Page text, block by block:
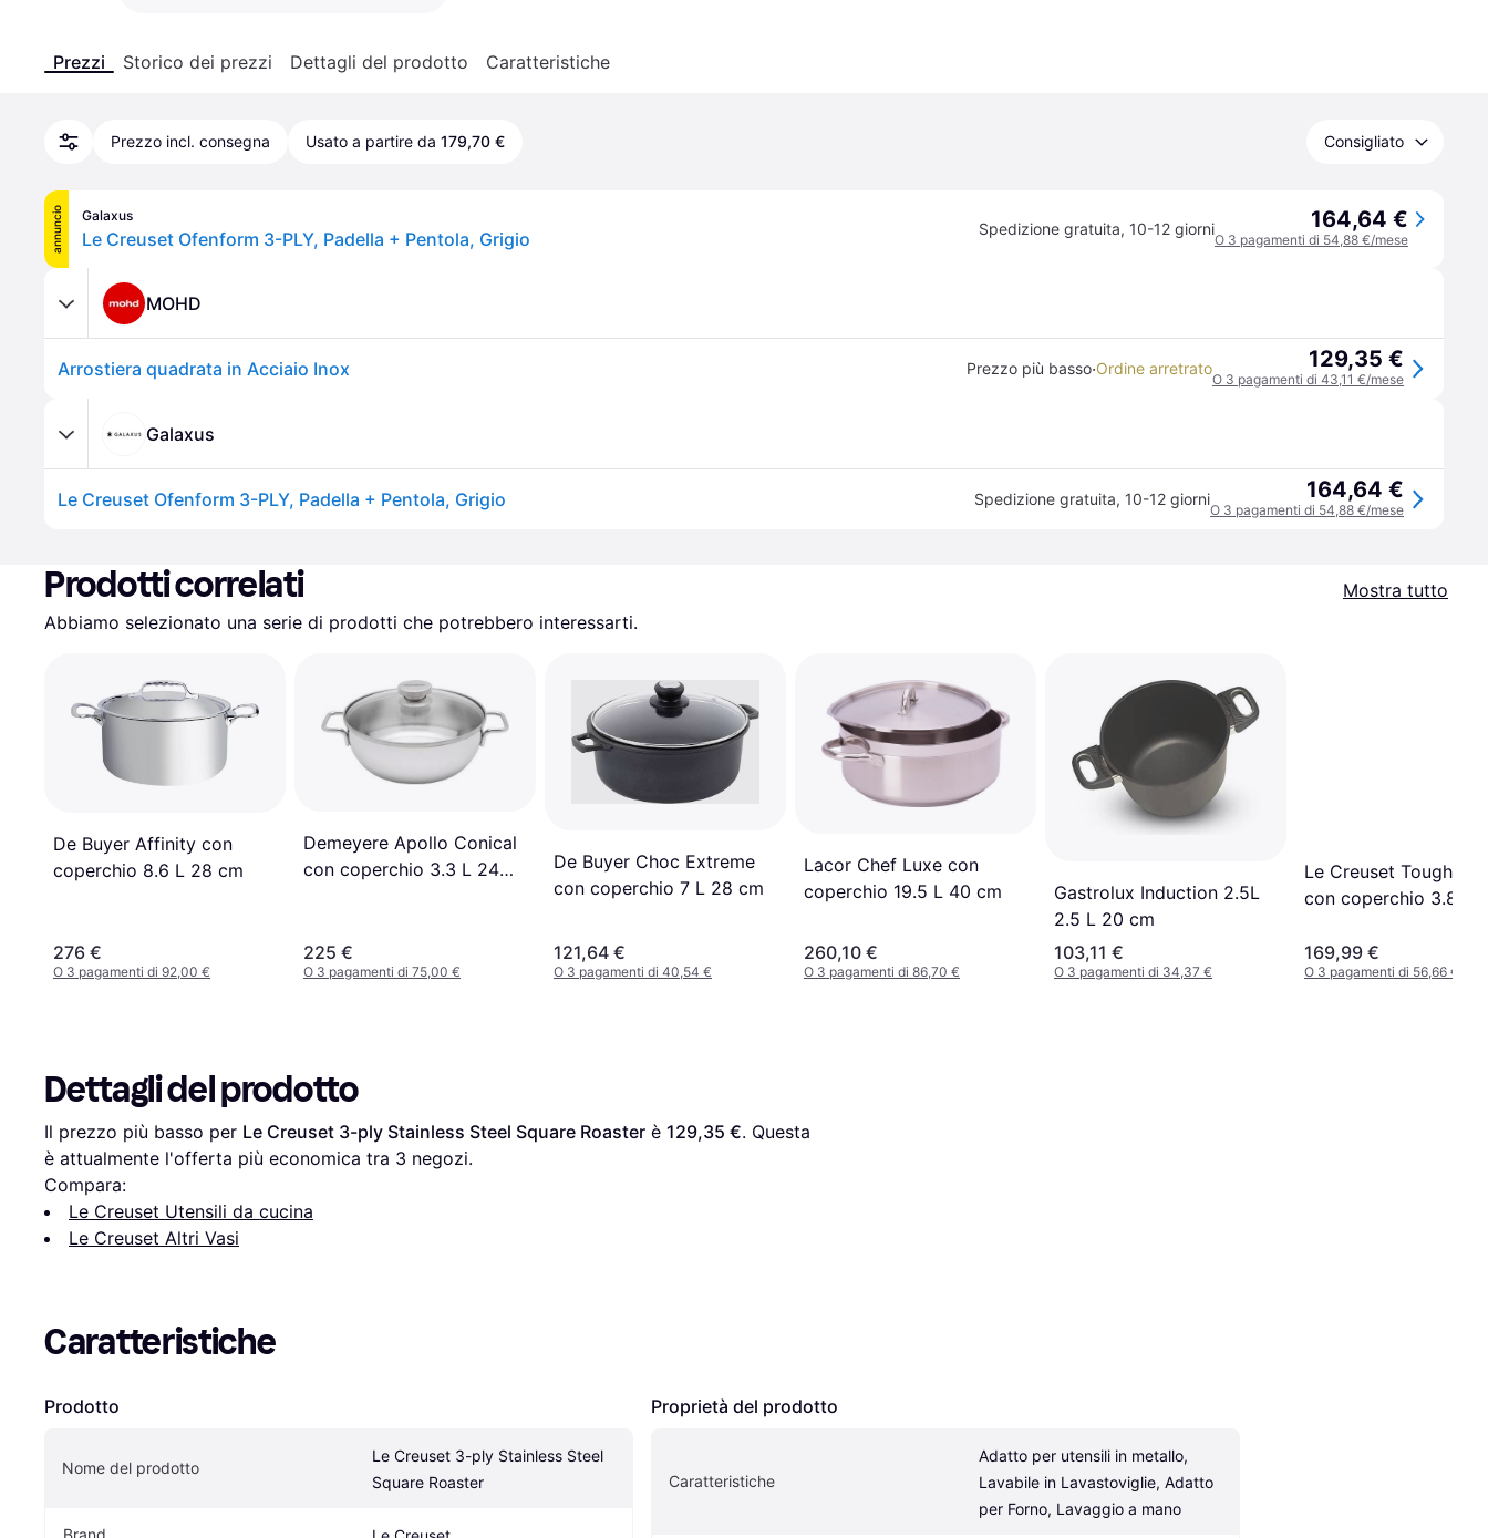
Prezzi Storico dei prezzi Dettagli del prodotto Caratteristiche
Prezzo incl. consegna Usato a partire da 179,70 € Consigliato
annuncio Galaxus
Le Creuset Ofenform 3-PLY, Padella + Pentola, Grigio Spedizione gratuita, 10-12 giorni 164,64 €
O 3 pagamenti di 54,88 €/mese
MOHD
Arrostiera quadrata in Acciaio Inox Prezzo più basso·Ordine arretrato 129,35 €
O 3 pagamenti di 43,11 €/mese
Galaxus
Le Creuset Ofenform 3-PLY, Padella + Pentola, Grigio Spedizione gratuita, 10-12 giorni 164,64 €
O 3 pagamenti di 54,88 €/mese
Prodotti correlati
Mostra tutto
Abbiamo selezionato una serie di prodotti che potrebbero interessarti.
De Buyer Affinity con
coperchio 8.6 L 28 cm
276 €
O 3 pagamenti di 92,00 €
Demeyere Apollo Conical
con coperchio 3.3 L 24
225 €
O 3 pagamenti di 75,00 €
De Buyer Choc Extreme
con coperchio 7 L 28 cm
121,64 €
O 3 pagamenti di 40,54 €
Lacor Chef Luxe con
coperchio 19.5 L 40 cm
260,10 €
O 3 pagamenti di 86,70 €
Gastrolux Induction 2.5L
2.5 L 20 cm
103,11 €
O 3 pagamenti di 34,37 €
Le Creuset
con coperchio 3.8 L
169,99 €
O 3 pagamenti di 56,66 €
Dettagli del prodotto
Il prezzo più basso per Le Creuset 3-ply Stainless Steel Square Roaster è 129,35 €. Questa
è attualmente l'offerta più economica tra 3 negozi.
Compara:
Le Creuset Utensili da cucina
Le Creuset Altri Vasi
Caratteristiche
Prodotto
Nome del prodotto
Le Creuset 3-ply Stainless Steel
Square Roaster
Brand
Proprietà del prodotto
Caratteristiche
Adatto per utensili in metallo,
Lavabile in Lavastoviglie, Adatto
per Forno, Lavaggio a mano